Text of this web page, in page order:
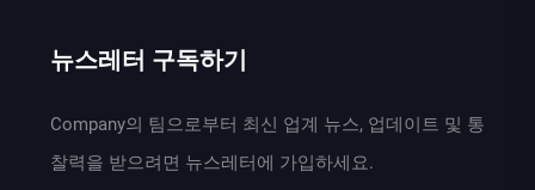
뉴스레터 구독하기
Company의 팀으로부터 최신 업계 뉴스, 업데이트 및 통
찰력을 받으려면 뉴스레터에 가입하세요.